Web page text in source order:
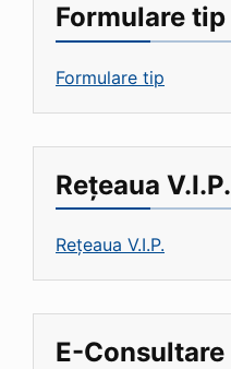
Formulare tip
Formulare tip
Rețeaua V.I.P.
Rețeaua V.I.P.
E-Consultare